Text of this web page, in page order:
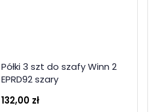
Półki 3 szt do szafy Winn 2
EPRD92 szary
132,00 zł